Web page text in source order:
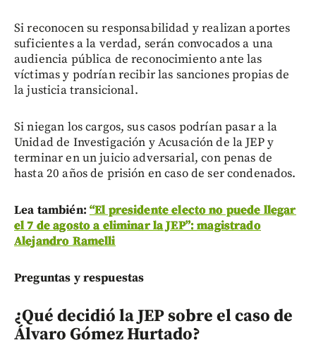
Si reconocen su responsabilidad y realizan aportes
suficientes a la verdad, serán convocados a una
audiencia pública de reconocimiento ante las
víctimas y podrían recibir las sanciones propias de
la justicia transicional.
Si niegan los cargos, sus casos podrían pasar a la
Unidad de Investigación y Acusación de la JEP y
terminar en un juicio adversarial, con penas de
hasta 20 años de prisión en caso de ser condenados.
Lea también: “El presidente electo no puede llegar
el 7 de agosto a eliminar la JEP”: magistrado
Alejandro Ramelli
Preguntas y respuestas
¿Qué decidió la JEP sobre el caso de
Álvaro Gómez Hurtado?